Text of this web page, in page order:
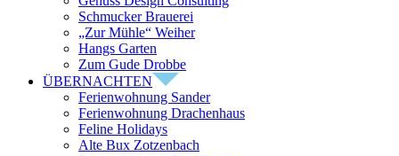
Schmucker Brauerei
„Zur Mühle“ Weiher
Hangs Garten
Zum Gude Drobbe
ÜBERNACHTEN
Ferienwohnung Sander
Ferienwohnung Drachenhaus
Feline Holidays
Alte Bux Zotzenbach